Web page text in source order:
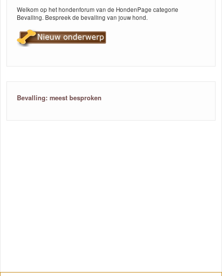
Welkom op het hondenforum van de HondenPage categorie
Bevalling. Bespreek de bevalling van jouw hond.
Bevalling: meest besproken